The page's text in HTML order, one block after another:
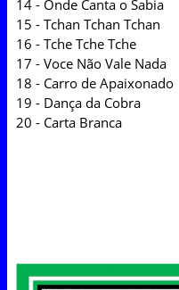
14 - Onde Canta o Sabia
15 - Tchan Tchan Tchan
16 - Tche Tche Tche
17 - Voce Não Vale Nada
18 - Carro de Apaixonado
19 - Dança da Cobra
20 - Carta Branca